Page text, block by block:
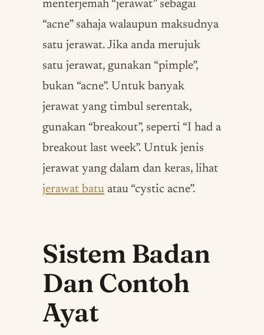
menterjemah “jerawat” sebagai
“acne” sahaja walaupun maksudnya
satu jerawat. Jika anda merujuk
satu jerawat, gunakan “pimple”,
bukan “acne”. Untuk banyak
jerawat yang timbul serentak,
gunakan “breakout”, seperti “I had a
breakout last week”. Untuk jenis
jerawat yang dalam dan keras, lihat
jerawat batu atau “cystic acne”.
Sistem Badan
Dan Contoh
Ayat